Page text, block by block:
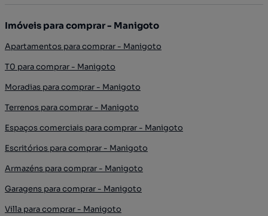
Imóveis para comprar - Manigoto
Apartamentos para comprar - Manigoto
T0 para comprar - Manigoto
Moradias para comprar - Manigoto
Terrenos para comprar - Manigoto
Espaços comerciais para comprar - Manigoto
Escritórios para comprar - Manigoto
Armazéns para comprar - Manigoto
Garagens para comprar - Manigoto
Villa para comprar - Manigoto